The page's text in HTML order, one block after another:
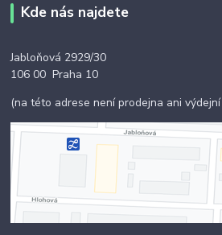
Kde nás najdete
Jabloňová 2929/30
106 00 Praha 10
(na této adrese není prodejna ani